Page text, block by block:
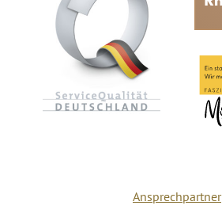
Ansprechpartner